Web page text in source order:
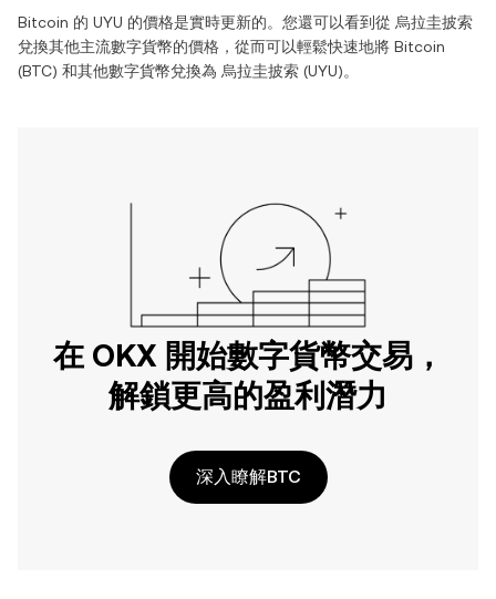
Bitcoin 的 UYU 的價格是實時更新的。您還可以看到從 烏拉圭披索
兌換其他主流數字貨幣的價格，從而可以輕鬆快速地將 Bitcoin
(BTC) 和其他數字貨幣兌換為 烏拉圭披索 (UYU)。
在 OKX 開始數字貨幣交易，
解鎖更高的盈利潛力
深入瞭解BTC